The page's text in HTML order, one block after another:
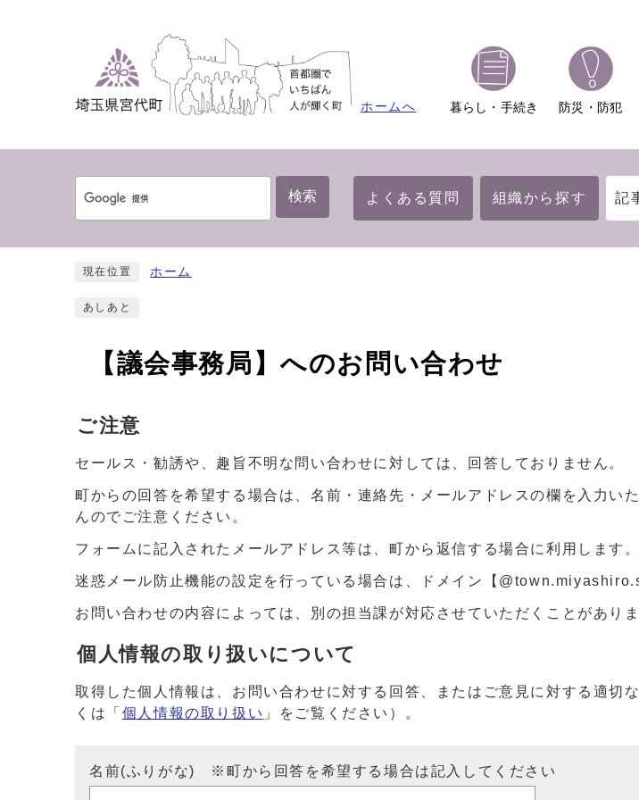
ホームへ 暮らし・手続き 防災・防犯
検索 よくある質問 組織から探す 記
現在位置 ホーム
あしあと
【議会事務局】へのお問い合わせ
ご注意
セールス・勧誘や、趣旨不明な問い合わせに対しては、回答しておりません。
町からの回答を希望する場合は、名前・連絡先・メールアドレスの欄を入力い
んのでご注意ください。
フォームに記入されたメールアドレス等は、町から返信する場合に利用します。
迷惑メール防止機能の設定を行っている場合は、ドメイン【
お問い合わせの内容によっては、別の担当課が対応させていただくことがありま
個人情報の取り扱いについて
取得した個人情報は、お問い合わせに対する回答、またはご意見に対する適切
くは「 個人情報の取り扱い 」をご覧ください）。
名前(ふりがな) ※町から回答を希望する場合は記入してください